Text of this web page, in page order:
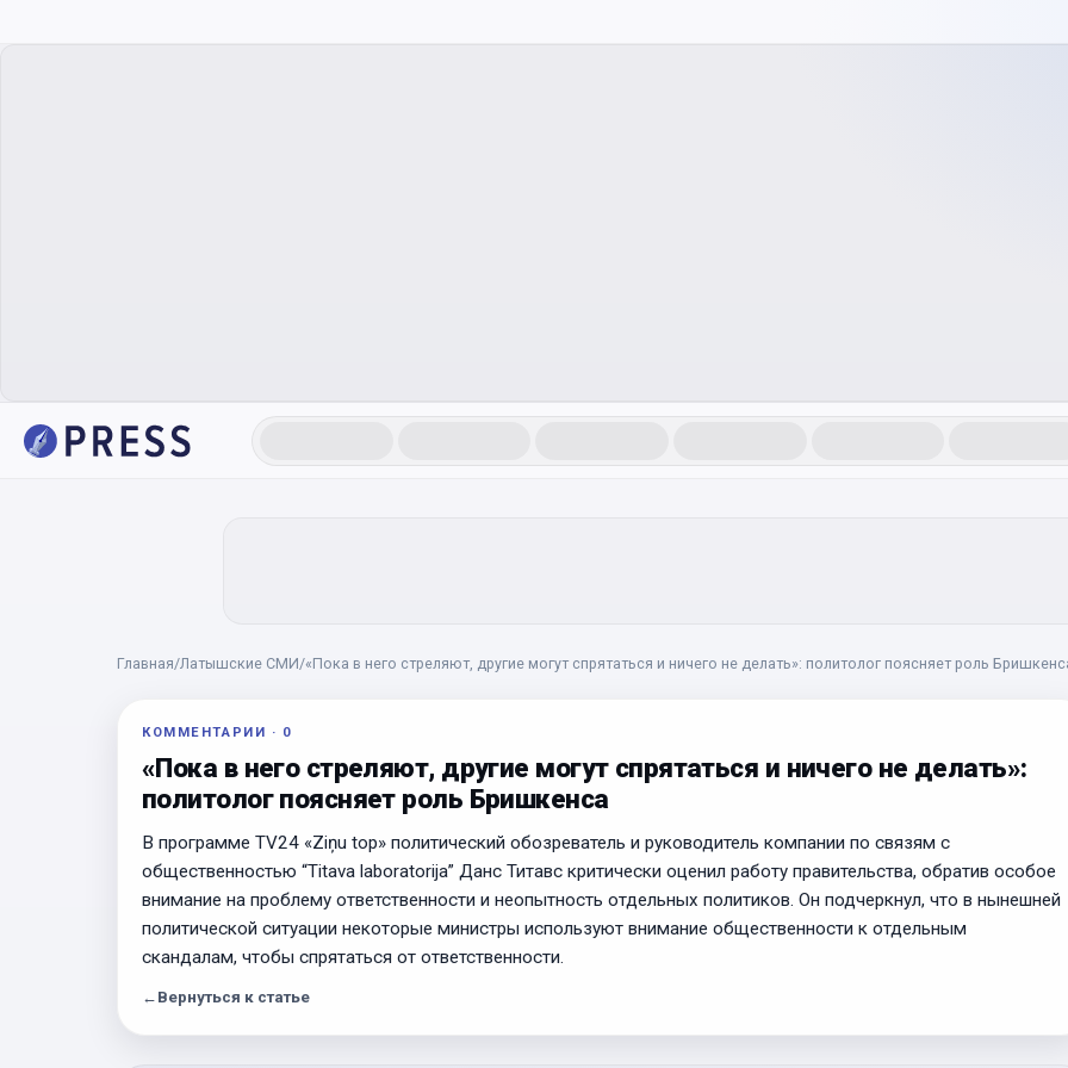
Главная/Латышские СМИ/«Пока в него стреляют, другие могут спрятаться и ничего не делать»: политолог поясняет роль
КОММЕНТАРИИ · 0
«Пока в него стреляют, другие могут спрятаться и ничего не делать»:
политолог поясняет роль Бришкенса
В программе TV24 «Ziņu top» политический обозреватель и руководитель компании по связям с
общественностью “Titava laboratorija” Данс Титавс критически оценил работу правительства, обратив особое
внимание на проблему ответственности и неопытность отдельных политиков. Он подчеркнул, что в нынешней
политической ситуации некоторые министры используют внимание общественности к отдельным
скандалам, чтобы спрятаться от ответственности.
← Вернуться к статье